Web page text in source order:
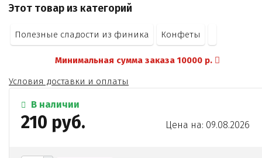
Этот товар из категорий
Полезные сладости из финика Конфеты
Минимальная сумма заказа 10000 р.
Условия доставки и оплаты
В наличии
210 руб. Цена на: 09.08.2026